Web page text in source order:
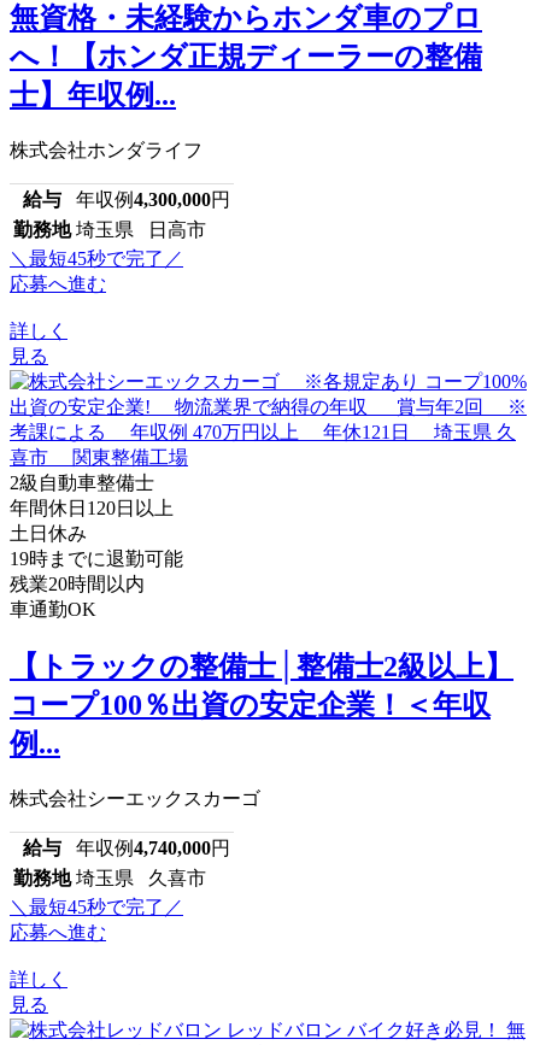
無資格・未経験からホンダ車のプロ
へ！【ホンダ正規ディーラーの整備
士】年収例...
株式会社ホンダライフ
給与 年収例4,300,000円
勤務地 埼玉県 日高市
＼最短45秒で完了／
応募へ進む
詳しく
見る
2級自動車整備士
年間休日120日以上
土日休み
19時までに退勤可能
残業20時間以内
車通勤OK
【トラックの整備士│整備士2級以上】
コープ100％出資の安定企業！＜年収
例...
株式会社シーエックスカーゴ
給与 年収例4,740,000円
勤務地 埼玉県 久喜市
＼最短45秒で完了／
応募へ進む
詳しく
見る